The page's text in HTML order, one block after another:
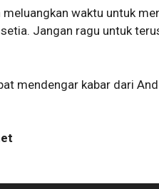
waktu untuk
Jangan ragu untuk
mendengar kabar dari